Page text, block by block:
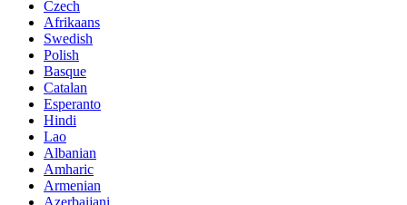
Czech
Afrikaans
Swedish
Polish
Basque
Catalan
Esperanto
Hindi
Lao
Albanian
Amharic
Armenian